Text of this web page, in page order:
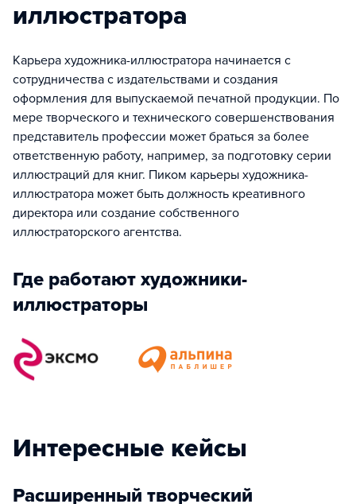
иллюстратора
Карьера художника-иллюстратора начинается с
сотрудничества с издательствами и создания
оформления для выпускаемой печатной продукции. По
мере творческого и технического совершенствования
представитель профессии может браться за более
ответственную работу, например, за подготовку серии
иллюстраций для книг. Пиком карьеры художника-
иллюстратора может быть должность креативного
директора или создание собственного
иллюстраторского агентства.
Где работают художники-
иллюстраторы
Интересные кейсы
Расширенный творческий